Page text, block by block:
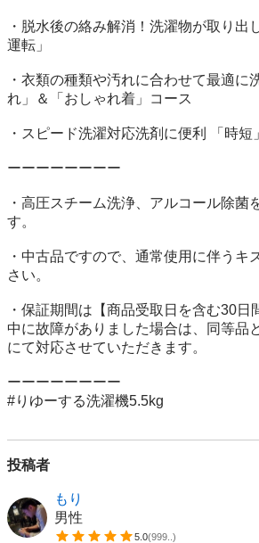
・脱水後の絡み解消！洗濯物が取り出
運転」
・衣類の種類や汚れに合わせて最適に
れ」＆「おしゃれ着」コース
・スピード洗濯対応洗剤に便利 「時短
ーーーーーーーー
・高圧スチーム洗浄、アルコール除菌
す。
・中古品ですので、通常使用に伴うキ
さい。
・保証期間は【商品受取日を含む30日
中に故障がありました場合は、同等品
にて対応させていただきます。
ーーーーーーーー
#りゆーする洗濯機5.5kg
投稿者
もり
男性
5.0(999.. )